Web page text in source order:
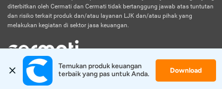
diterbitkan oleh Cermati dan Cermati tidak bertanggung jawab atas tuntutan
dan risiko terkait produk dan/atau layanan LJK dan/atau pihak yang
melakukan kegiatan di sektor jasa keuangan.
© 2026 Cermati. All Rights Reserved.
Temukan produk keuangan
terbaik yang pas untuk Anda.
Download